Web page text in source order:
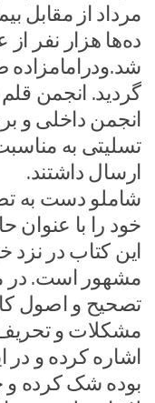
مرداد از مقابل
ده‌ها هزار نفر
گردید. انجمن
انجمن داخلی و
تسلیتی به
ارسال داشتند.
شاملو دست به
خود را با عنوان
این کتاب در نزد
مشهور است. در
تصحیح و اصول
مشکلات و
اشاره کرده و
بوده شک کرده و